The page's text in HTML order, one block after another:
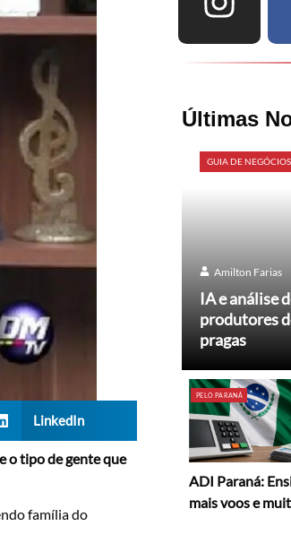
LinkedIn
o tipo de gente que
família do
Últimas
GUIA DE NEGÓCIOS
Amilton Farias
IA e análise
produtores
pragas
PELO PARANÁ
ADI Paraná:
mais voos e